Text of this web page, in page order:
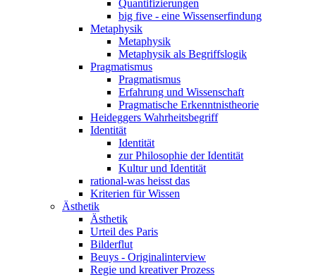
Quantifizierungen
big five - eine Wissenserfindung
Metaphysik
Metaphysik
Metaphysik als Begriffslogik
Pragmatismus
Pragmatismus
Erfahrung und Wissenschaft
Pragmatische Erkenntnistheorie
Heideggers Wahrheitsbegriff
Identität
Identität
zur Philosophie der Identität
Kultur und Identität
rational-was heisst das
Kriterien für Wissen
Ästhetik
Ästhetik
Urteil des Paris
Bilderflut
Beuys - Originalinterview
Regie und kreativer Prozess